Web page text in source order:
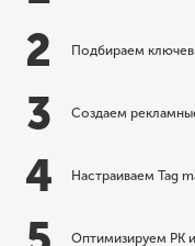
2 Подбираем
3 Создаем
4 Настраиваем Tag
Оптимизируем РК